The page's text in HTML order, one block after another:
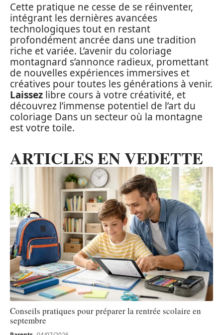
Cette pratique ne cesse de se réinventer,
intégrant les dernières avancées
technologiques tout en restant
profondément ancrée dans une tradition
riche et variée. L’avenir du coloriage
montagnard s’annonce radieux, promettant
de nouvelles expériences immersives et
créatives pour toutes les générations à venir.
Laissez libre cours à votre créativité, et
découvrez l’immense potentiel de l’art du
coloriage Dans un secteur où la montagne
est votre toile.
ARTICLES EN VEDETTE
Conseils pratiques pour préparer la rentrée scolaire en
septembre